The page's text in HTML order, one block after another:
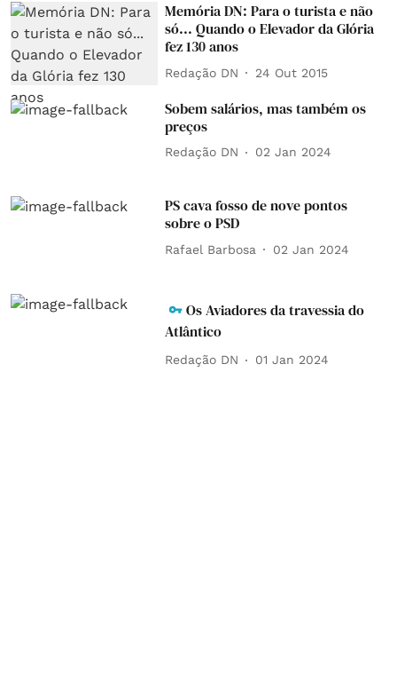
Memória DN: Para o turista e não
só... Quando o Elevador da Glória
fez 130 anos
Redação DN 24 Out 2015
Sobem salários, mas também os
preços
Redação DN 02 Jan 2024
PS cava fosso de nove pontos
sobre o PSD
Rafael Barbosa 02 Jan 2024
Os Aviadores da travessia do
Atlântico
Redação DN 01 Jan 2024